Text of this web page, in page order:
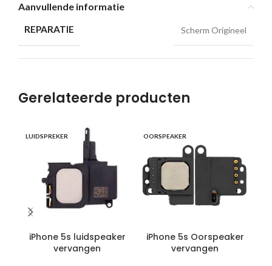
Aanvullende informatie
REPARATIE Scherm Origineel
Gerelateerde producten
LUIDSPREKER
iPhone 5s luidspeaker
vervangen
OORSPEAKER
iPhone 5s Oorspeaker
vervangen